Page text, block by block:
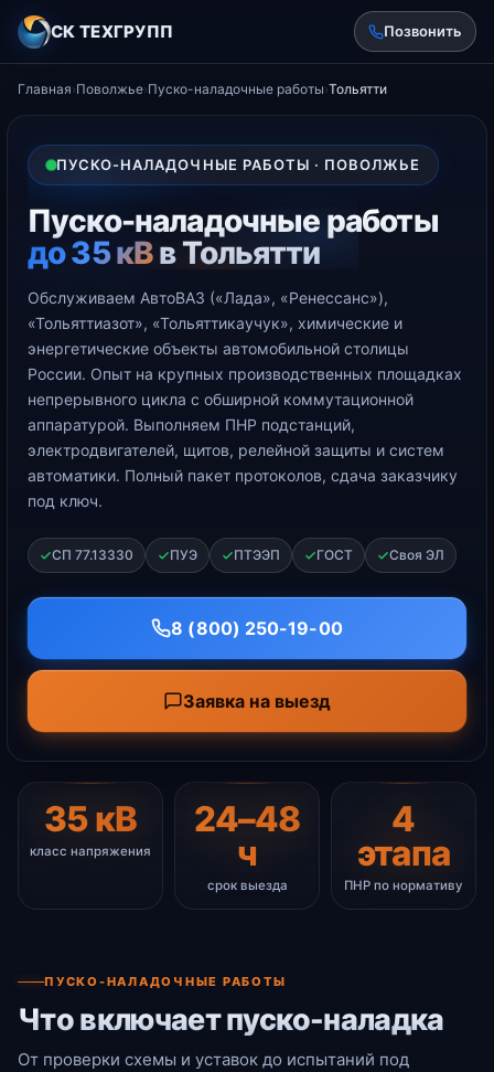
СК ТЕХГРУПП Позвонить
Главная›Поволжье›Пуско-наладочные работы›Тольятти
ПУСКО-НАЛАДОЧНЫЕ РАБОТЫ · ПОВОЛЖЬЕ
Пуско-наладочные работы
до 35 кВв Тольятти
Обслуживаем АвтоВАЗ («Лада», «Ренессанс»),
«Тольяттиазот», «Тольяттикаучук», химические и
энергетические объекты автомобильной столицы
России. Опыт на крупных производственных площадках
непрерывного цикла с обширной коммутационной
аппаратурой. Выполняем ПНР подстанций,
электродвигателей, щитов, релейной защиты и систем
автоматики. Полный пакет протоколов, сдача заказчику
под ключ.
СП 77.13330 ПУЭ ПТЭЭП ГОСТ Своя ЭЛ
8 (800) 250-19-00
Заявка на выезд
35 кВ
класс напряжения
24–48
ч
срок выезда
4
этапа
ПНР по нормативу
ПУСКО-НАЛАДОЧНЫЕ РАБОТЫ
Что включает пуско-наладка
От проверки схемы и уставок до испытаний под